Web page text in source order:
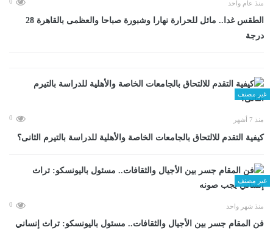
منذ عام واحد
الطقس غدا.. مائل للحرارة نهارا وشبورة صباحا والعظمى بالقاهرة 28
درجة
غير مصنف
منذ 7 أشهر 0
كيفية التقدم للالتحاق بالجامعات الخاصة والأهلية للدراسة بالتيرم الثانى؟
غير مصنف
منذ شهر واحد 0
فن المقام جسر بين الأجيال والثقافات.. مسئول باليونسكو: تراث إنساني